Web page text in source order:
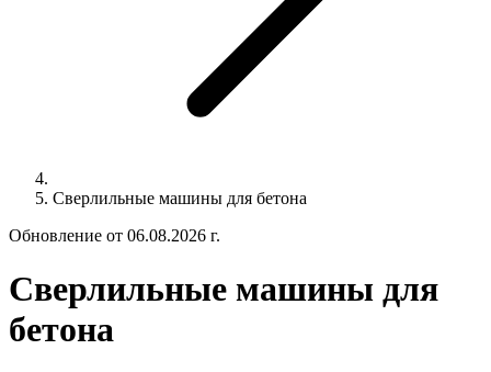
Сверлильные машины для бетона
Обновление от 06.08.2026 г.
Сверлильные машины для
бетона